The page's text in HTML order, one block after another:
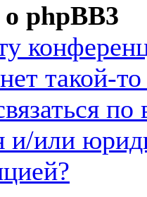
phpBB3
такой-
по
и/или